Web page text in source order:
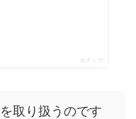
ポチップ
取り扱うのです